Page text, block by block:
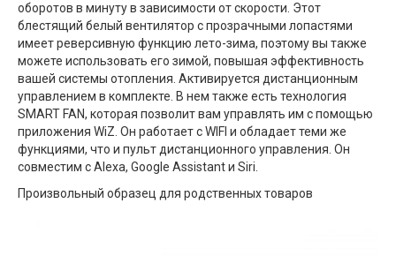
оборотов в минуту в зависимости от скорости. Этот
блестящий белый вентилятор с прозрачными лопастями
имеет реверсивную функцию лето-зима, поэтому вы также
можете использовать его зимой, повышая эффективность
вашей системы отопления. Активируется дистанционным
управлением в комплекте. В нем также есть технология
SMART FAN, которая позволит вам управлять им с помощью
приложения WiZ. Он работает с WIFI и обладает теми же
функциями, что и пульт дистанционного управления. Он
совместим с Alexa, Google Assistant и Siri.
Произвольный образец для родственных товаров